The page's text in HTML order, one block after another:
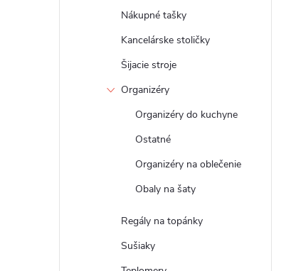
Nákupné tašky
Kancelárske stoličky
Šijacie stroje
Organizéry
Organizéry do kuchyne
Ostatné
Organizéry na oblečenie
Obaly na šaty
Regály na topánky
Sušiaky